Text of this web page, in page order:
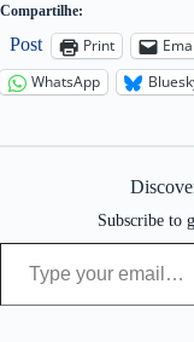
Compartilhe:
Post Print
WhatsApp
Subscribe to
Type your email…